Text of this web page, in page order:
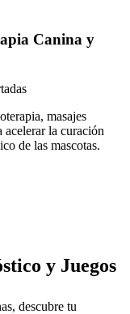
Canina y
masajes
acelerar la curación
de las mascotas.
y Juegos
descubre tu